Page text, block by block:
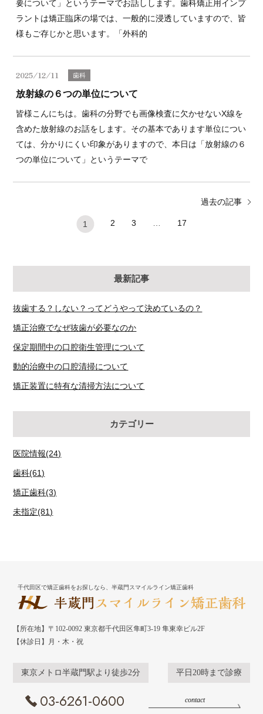
要について」というテーマでお話しします。歯科矯正用インプ
ラントは矯正臨床の場では、一般的に浸透していますので、皆
様もご存じかと思います。「外科的
2025/12/11 歯科
放射線の６つの単位について
皆様こんにちは。歯科の分野でも画像検査に欠かせないX線を
含めた放射線のお話をします。その基本であります単位につい
ては、分かりにくい印象がありますので、本日は「放射線の６
つの単位について」というテーマで
1 2 3 17
過去の記事
最新記事
抜歯する？しない？ってどうやって決めているの？
矯正治療でなぜ抜歯が必要なのか
保定期間中の口腔衛生管理について
動的治療中の口腔清掃について
矯正装置に特有な清掃方法について
カテゴリー
医院情報(24)
歯科(61)
矯正歯科(3)
未指定(81)
千代田区で矯正歯科をお探しなら、半蔵門スマイルライン矯正歯科
【所在地】〒102-0092 東京都千代田区隼町3-19 隼東幸ビル2F
【休診日】月・木・祝
東京メトロ半蔵門駅より徒歩2分 平日20時まで診療
03-6261-0600 contact